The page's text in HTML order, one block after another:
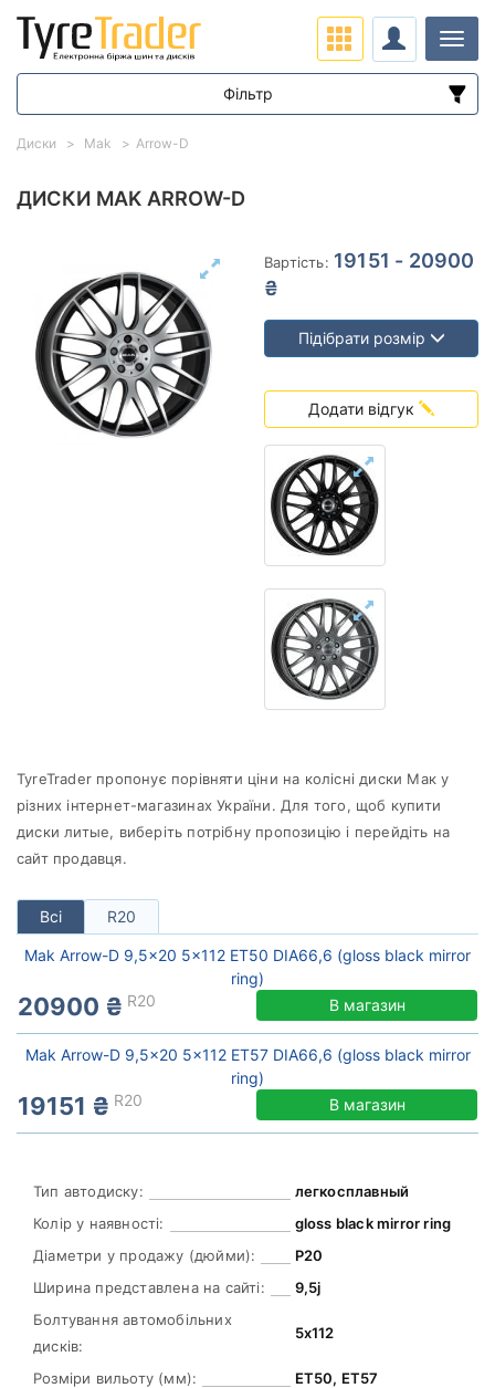
ДИСКИ MAK ARROW-D
Вартість: 19151 - 20900
₴
Підібрати розмір
Додати відгук
TyreTrader пропонує порівняти ціни на колісні диски Мак у
різних інтернет-магазинах України. Для того, щоб купити
диски литые, виберіть потрібну пропозицію і перейдіть на
сайт продавця.
Всі R20
Mak Arrow-D 9,5x20 5x112 ET50 DIA66,6 (gloss black mirror
ring)
20900 ₴ R20 В магазин
Mak Arrow-D 9,5x20 5x112 ET57 DIA66,6 (gloss black mirror
ring)
19151 ₴ R20 В магазин
Тип автодиску:
легкосплавный
Колір у наявності:
gloss black mirror ring
Діаметри у продажу (дюйми):
Р20
Ширина представлена на сайті:
9,5j
Болтування автомобільних
дисків:
5х112
Розміри вильоту (мм):
ЕТ50, ЕТ57
Диски Mak Arrow-D
Фільтр
Діапазон цін
Виліт (ET)
до
Скинути Підібрати